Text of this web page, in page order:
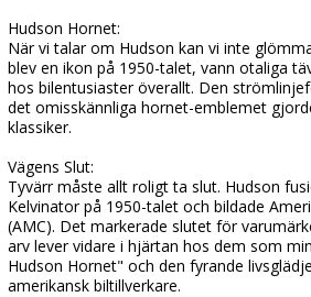
Hudson Hornet:
När vi talar om Hudson kan vi inte
blev en ikon på 1950-talet, vann otaliga
hos bilentusiaster överallt. Den
det omisskännliga hornet-emblemet
klassiker.
Vägens Slut:
Tyvärr måste allt roligt ta slut. Hudson
Kelvinator på 1950-talet och bildade
(AMC). Det markerade slutet för
arv lever vidare i hjärtan hos dem som
Hudson Hornet" och den fyrande
amerikansk biltillverkare.